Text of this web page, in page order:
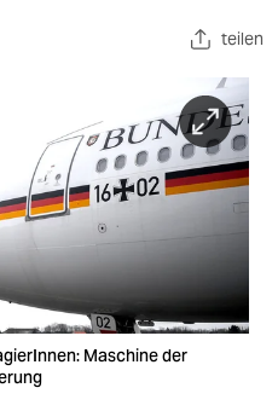
teilen
Maschine der